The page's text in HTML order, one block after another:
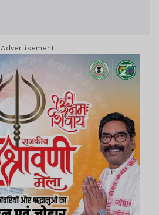
Advertisement